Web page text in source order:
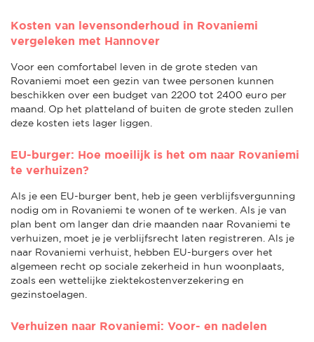
Kosten van levensonderhoud in Rovaniemi
vergeleken met Hannover
Voor een comfortabel leven in de grote steden van
Rovaniemi moet een gezin van twee personen kunnen
beschikken over een budget van 2200 tot 2400 euro per
maand. Op het platteland of buiten de grote steden zullen
deze kosten iets lager liggen.
EU-burger: Hoe moeilijk is het om naar Rovaniemi
te verhuizen?
Als je een EU-burger bent, heb je geen verblijfsvergunning
nodig om in Rovaniemi te wonen of te werken. Als je van
plan bent om langer dan drie maanden naar Rovaniemi te
verhuizen, moet je je verblijfsrecht laten registreren. Als je
naar Rovaniemi verhuist, hebben EU-burgers over het
algemeen recht op sociale zekerheid in hun woonplaats,
zoals een wettelijke ziektekostenverzekering en
gezinstoelagen.
Verhuizen naar Rovaniemi: Voor- en nadelen